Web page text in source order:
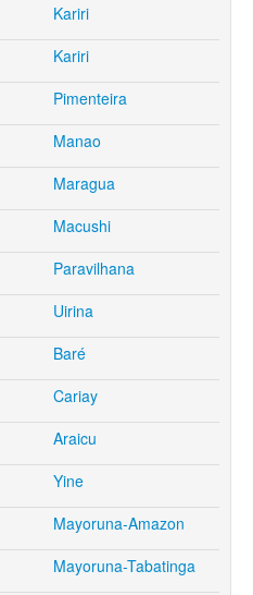
Kariri
Kariri
Pimenteira
Manao
Maragua
Macushi
Paravilhana
Uirina
Baré
Cariay
Araicu
Yine
Mayoruna-Amazon
Mayoruna-Tabatinga